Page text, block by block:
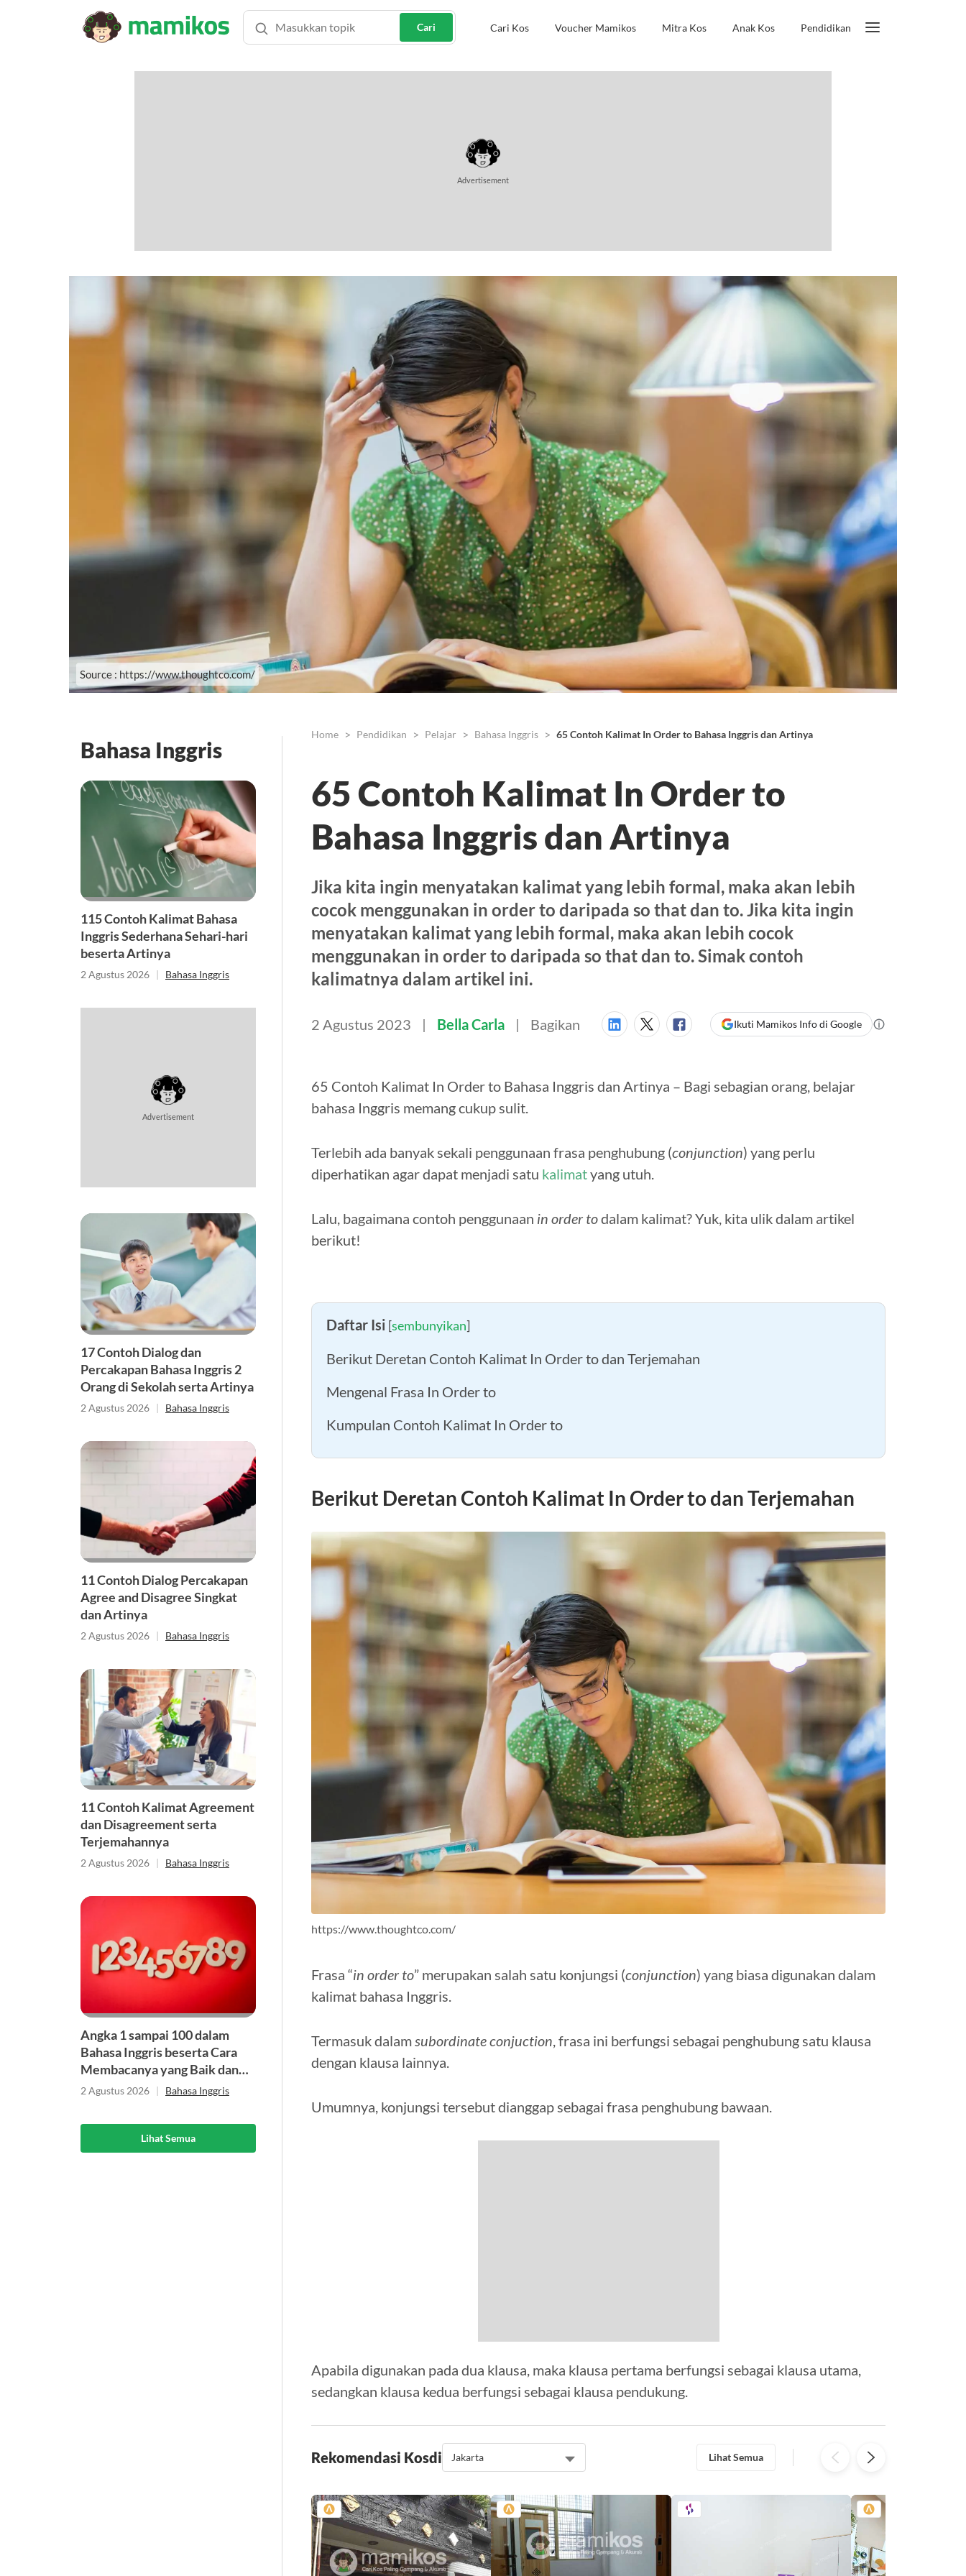
Cari Cari Kos Voucher Mamikos Mitra Kos Anak Kos Pendidikan
Advertisement
Source : https://www.thoughtco.com/
Bahasa Inggris
115 Contoh Kalimat Bahasa
Inggris Sederhana Sehari-hari
beserta Artinya
2 Agustus 2026 | Bahasa Inggris
Advertisement
17 Contoh Dialog dan
Percakapan Bahasa Inggris 2
Orang di Sekolah serta Artinya
2 Agustus 2026 | Bahasa Inggris
11 Contoh Dialog Percakapan
Agree and Disagree Singkat
dan Artinya
2 Agustus 2026 | Bahasa Inggris
11 Contoh Kalimat Agreement
dan Disagreement serta
Terjemahannya
2 Agustus 2026 | Bahasa Inggris
Angka 1 sampai 100 dalam
Bahasa Inggris beserta Cara
Membacanya yang Baik dan
Benar
2 Agustus 2026 | Bahasa Inggris
Lihat Semua
Home Pendidikan Pelajar Bahasa Inggris 65 Contoh Kalimat In Order to Bahasa Inggris dan Artinya
65 Contoh Kalimat In Order to
Bahasa Inggris dan Artinya
Jika kita ingin menyatakan kalimat yang lebih formal, maka akan lebih
cocok menggunakan in order to daripada so that dan to. Jika kita ingin
menyatakan kalimat yang lebih formal, maka akan lebih cocok
menggunakan in order to daripada so that dan to. Simak contoh
kalimatnya dalam artikel ini.
2 Agustus 2023 Bella Carla Bagikan Ikuti Mamikos Info di Google
65 Contoh Kalimat In Order to Bahasa Inggris dan Artinya – Bagi sebagian orang, belajar
bahasa Inggris memang cukup sulit.
Terlebih ada banyak sekali penggunaan frasa penghubung (conjunction) yang perlu
diperhatikan agar dapat menjadi satu kalimatyang utuh.
Lalu, bagaimana contoh penggunaan in order todalam kalimat? Yuk, kita ulik dalam artikel
berikut!
Daftar Isi [sembunyikan]
Berikut Deretan Contoh Kalimat In Order to dan Terjemahan
Mengenal Frasa In Order to
Kumpulan Contoh Kalimat In Order to
Berikut Deretan Contoh Kalimat In Order to dan Terjemahan
https://www.thoughtco.com/
Frasa “in order to” merupakan salah satu konjungsi (conjunction) yang biasa digunakan dalam
kalimat bahasa Inggris.
Termasuk dalam subordinate conjuction , frasa ini berfungsi sebagai penghubung satu klausa
dengan klausa lainnya.
Umumnya, konjungsi tersebut dianggap sebagai frasa penghubung bawaan.
Apabila digunakan pada dua klausa, maka klausa pertama berfungsi sebagai klausa utama,
sedangkan klausa kedua berfungsi sebagai klausa pendukung.
Rekomendasi Kosdi Lihat Semua